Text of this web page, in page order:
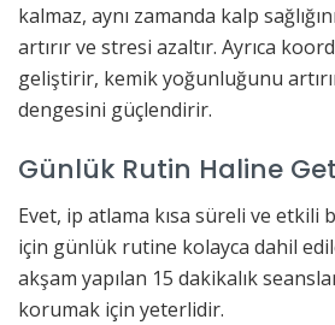
kalmaz, aynı zamanda kalp
artırır ve stresi azaltır. Ayrıca
geliştirir, kemik yoğunluğunu
dengesini güçlendirir.
Günlük Rutin Haline
Evet, ip atlama kısa süreli ve etkili
için günlük rutine kolayca dahil
akşam yapılan 15 dakikalık
korumak için yeterlidir.